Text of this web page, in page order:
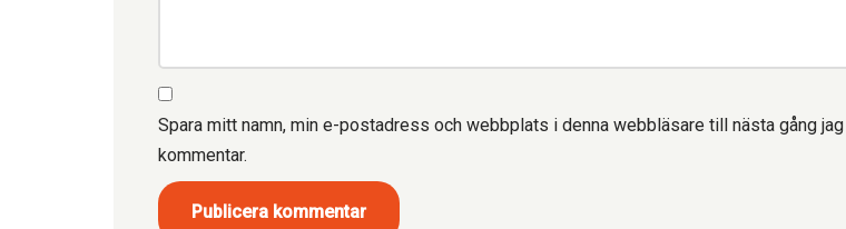
Spara mitt namn, min e-postadress och webbplats i denna webbläsare till nästa gång
kommentar.